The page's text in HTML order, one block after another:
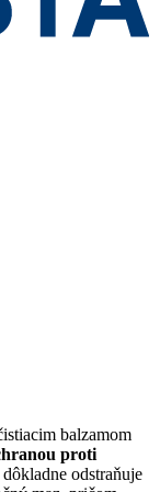
balzamom
proti
odstraňuje